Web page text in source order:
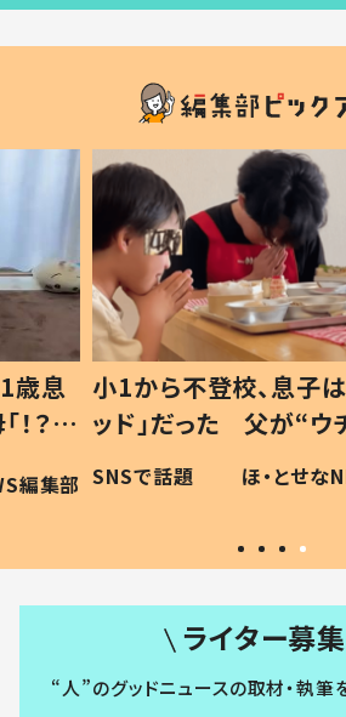
歳息
？」
編集部
小1から不登校、息子は
ッド」だった 父が“ウ
作り続ける理由とは
#令和の子
SNSで話題 ほ・とせな
ライター募集
“人”のグッドニュースの取材・執筆